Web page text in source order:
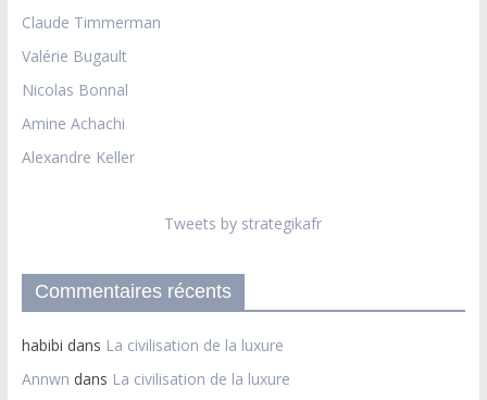
Claude Timmerman
Valérie Bugault
Nicolas Bonnal
Amine Achachi
Alexandre Keller
Tweets by strategikafr
Commentaires récents
habibi dans La civilisation de la luxure
Annwn dans La civilisation de la luxure